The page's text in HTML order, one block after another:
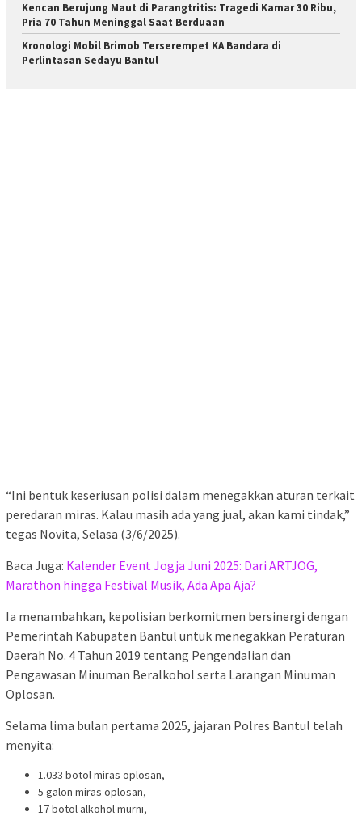
Kencan Berujung Maut di Parangtritis: Tragedi Kamar 30 Ribu,
Pria 70 Tahun Meninggal Saat Berduaan
Kronologi Mobil Brimob Terserempet KA Bandara di
Perlintasan Sedayu Bantul
“Ini bentuk keseriusan polisi dalam menegakkan aturan terkait
peredaran miras. Kalau masih ada yang jual, akan kami tindak,”
tegas Novita, Selasa (3/6/2025).
Baca Juga: Kalender Event Jogja Juni 2025: Dari ARTJOG,
Marathon hingga Festival Musik, Ada Apa Aja?
Ia menambahkan, kepolisian berkomitmen bersinergi dengan
Pemerintah Kabupaten Bantul untuk menegakkan Peraturan
Daerah No. 4 Tahun 2019 tentang Pengendalian dan
Pengawasan Minuman Beralkohol serta Larangan Minuman
Oplosan.
Selama lima bulan pertama 2025, jajaran Polres Bantul telah
menyita:
1.033 botol miras oplosan,
5 galon miras oplosan,
17 botol alkohol murni,